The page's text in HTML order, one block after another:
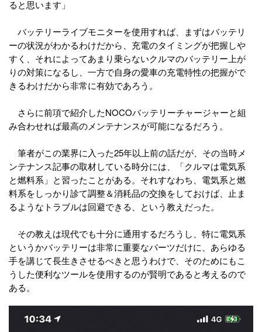
ると思います」
バッテリーライブモニターを使用すれば、まずはバッテリ
ーの状況がわかるわけだから、充電のタイミングが把握しや
すく、それによってあまり乗らないクルマのバッテリー上が
りの対策になるし、一方で自身の愛車の充電特性の把握がで
きるわけだから非常に有効であろう。
さらに前項で紹介したNOCOバッテリーチャージャーと組
み合わせれば最高のメンテナンスが可能になるだろう。
筆者がこの業界に入った25年以上前の話だが、その当時メ
ンテナンス記事の取材している時分には、「クルマは電気系
と燃料系」と習ったことがある。それすなわち、電気系と燃
料系をしっかり診て調整＆消耗品の交換をしておけば、止ま
るようなトラブルは回避できる、という教えだった。
その教えは現代でも十分に通用するだろうし、特に電気系
というかバッテリーは非常に重要なパーツだけに、あらゆる
手を講じて長生きさせるべきと思うわけで、そのためにもこ
うした便利なツールを使用するのが賢明であると考えるので
ある。